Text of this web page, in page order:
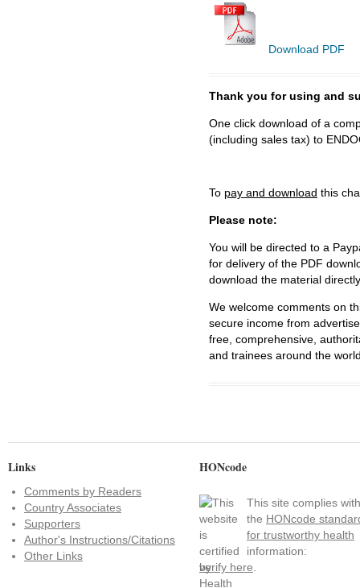
Download PDF
Thank you for using and
One click download of a
(including sales tax) to
To pay and download this
Please note:
You will be directed to a
for delivery of the PDF
download the material
We welcome comments on
secure income from
free, comprehensive,
and trainees around the
Links
Comments by Readers
Country Associates
Supporters
Author's Instructions/Citations
Other Links
HONcode
This site complies with
the HONcode
for trustworthy health
information:
verify here